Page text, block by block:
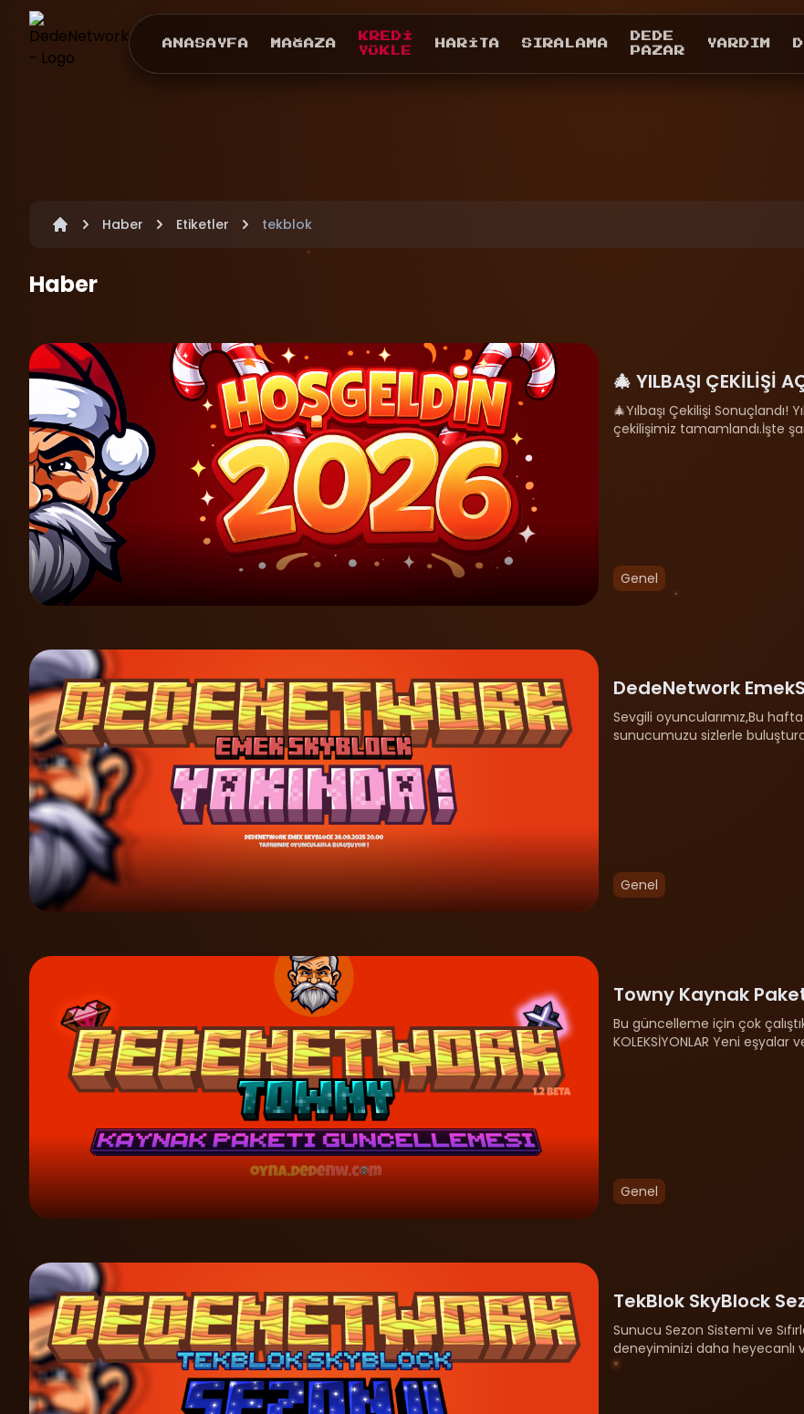
ANASAYFA MAĞAZA
KREDI
YÜKLE
HARITA SIRALAMA
DEDE
PAZAR
YARDIM
Haber Etiketler tekblok
Haber
🎄 YILBAŞI ÇEKİLİŞİ
🎄Yılbaşı Çekilişi
çekilişimiz tamamlandı.İşte
Genel
DedeNetwork
Sevgili oyuncularımız,Bu
sunucumuzu sizlerle
Genel
Towny Kaynak
Bu güncelleme için çok
KOLEKSİYONLAR Yeni
Genel
TekBlok SkyBlock
Sunucu Sezon Sistemi ve
deneyiminizi daha
yapacağımızı buradan